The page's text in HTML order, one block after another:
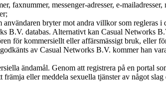
faxnummer, messenger-adresser, e-
bryter mot andra villkor som
B.V. databas. Alternativt kan Casual Networks
för kommersiellt eller affärsmässigt bruk, eller
av Casual Networks B.V. kommer han
ändamål. Genom att registrera på en portal
eller meddela sexuella tjänster av något